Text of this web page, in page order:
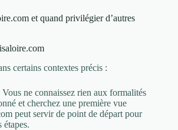
et quand privilégier d’autres
certains contextes précis :
Vous ne connaissez rien aux formalités
et cherchez une première vue
peut servir de point de départ pour
étapes.